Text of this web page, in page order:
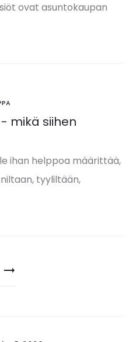
ovat asuntokaupan
hinnat ja kysyntä
mikä siihen
ihan helppoa määrittää,
tyyliltään,
on kaksi kolmasosaa